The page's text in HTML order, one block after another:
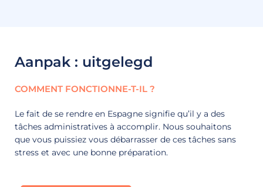
Aanpak : uitgelegd
COMMENT FONCTIONNE-T-IL ?
Le fait de se rendre en Espagne signifie qu’il y a des
tâches administratives à accomplir. Nous souhaitons
que vous puissiez vous débarrasser de ces tâches sans
stress et avec une bonne préparation.